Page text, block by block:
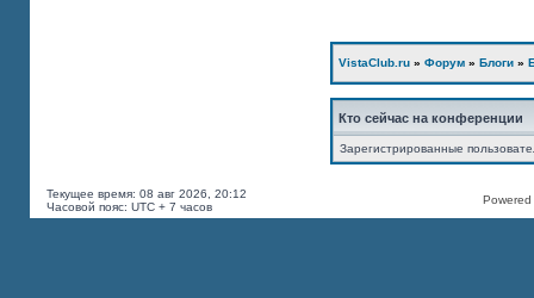
VistaClub.ru » Форум » Блоги »
Кто сейчас на конференции
Зарегистрированные
Текущее время: 08 авг 2026, 20:12
Часовой пояс: UTC + 7 часов